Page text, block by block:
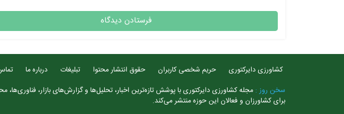
کشاورزی دایرکتوری حریم شخصی کاربران حقوق انتشار محتوا تبلیغات درباره ما
سخن روز : مجله کشاورزی دایرکتوری با پوشش تازه‌ترین اخبار، تحلیل‌ها و گزارش‌های بازار،
برای کشاورزان و فعالان این حوزه منتشر می‌کند.